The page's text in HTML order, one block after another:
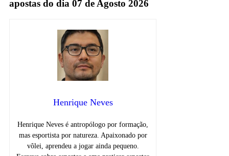
apostas do dia 07 de Agosto 2026
Henrique Neves
Henrique Neves é antropólogo por formação,
mas esportista por natureza. Apaixonado por
vôlei, aprendeu a jogar ainda pequeno.